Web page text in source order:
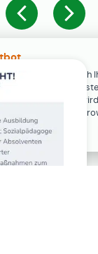
steht erst nach
in den Cookie-
Der Chat-Verlauf
lokal in Ihrem